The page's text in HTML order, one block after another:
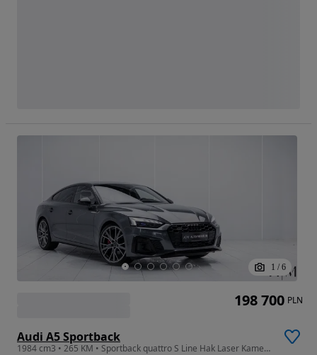
1 / 6
Audi A5 Sportback
1984 cm3 • 265 KM • Sportback quattro S Line Hak Laser Kamery 360 Serwis ASO FV23%
198 700 PLN